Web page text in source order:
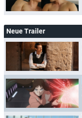
Neue Trailer